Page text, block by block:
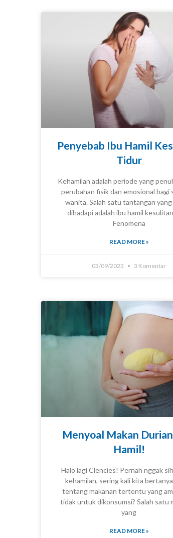
Penyebab Ibu Hamil
Tidur
Kehamilan adalah periode yang
perubahan fisik dan emosional bagi
wanita. Salah satu tantangan
dihadapi adalah ibu hamil
Fenomena
READ MORE »
03/09/2023 3 Komentar
Menyoal Makan
Hamil!
Halo lagi Clencies! Pernah nggak
kehamilan, sering kali kita
tentang makanan tertentu yang
tidak untuk dikonsumsi? Salah satu
yang
READ MORE »